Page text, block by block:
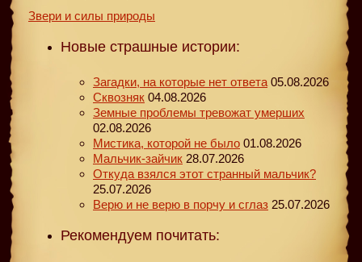
Звери и силы природы
Новые страшные истории:
Загадки, на которые нет ответа 05.08.2026
Сквозняк 04.08.2026
Земные проблемы тревожат умерших
02.08.2026
Мистика, которой не было 01.08.2026
Мальчик-зайчик 28.07.2026
Откуда взялся этот странный мальчик?
25.07.2026
Верю и не верю в порчу и сглаз 25.07.2026
Рекомендуем почитать: